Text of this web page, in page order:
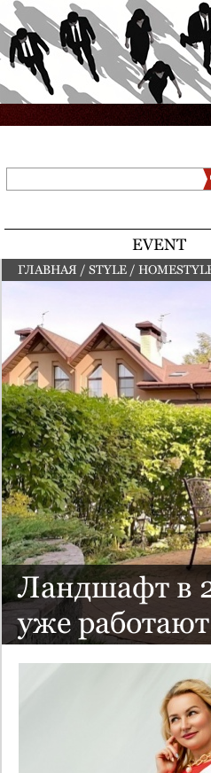
Jump to
EVENT
ГЛАВНАЯ / STYLE /
Ландшафт в
уже работают